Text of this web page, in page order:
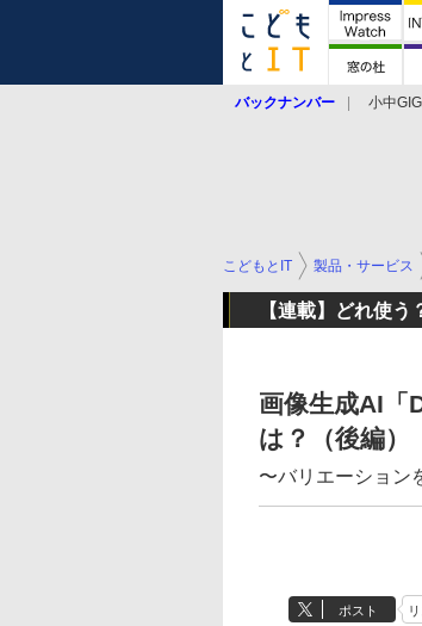
バックナンバー 小中
こどもとIT 製品・サービス
【連載】どれ使
画像生成AI「
は？（後編）
〜バリエーション
ポスト